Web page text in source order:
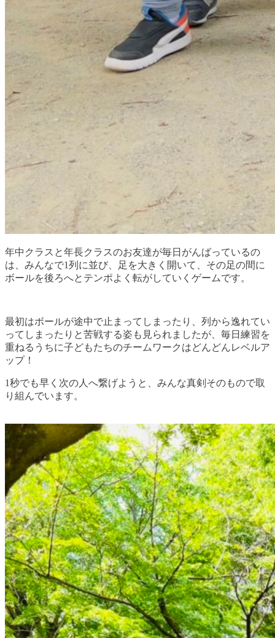
年中クラスと年長クラスのお友達が毎日がんばっているの
は、みんなで1列に並び、足を大きく開いて、その足の間に
ボールを後ろへとテンポよく転がしていくゲームです。
最初はボールが途中で止まってしまったり、列から逸れてい
ってしまったりと苦戦する姿も見られましたが、毎日練習を
重ねるうちに子どもたちのチームワークはどんどんレベルア
ップ！
1秒でも早く次の人へ繋げようと、みんな真剣そのもので取
り組んでいます。